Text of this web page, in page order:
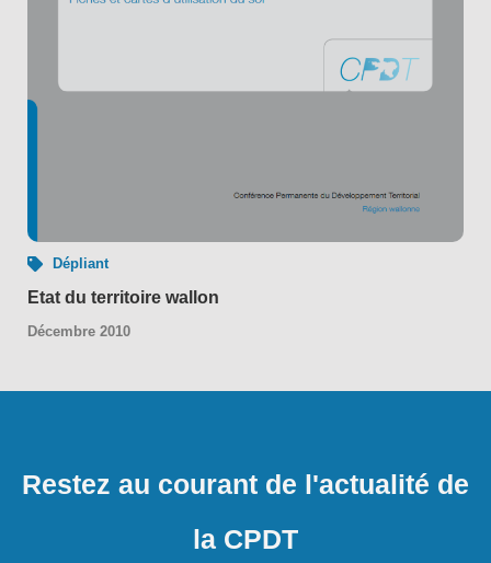
Dépliant
Etat du territoire wallon
Décembre 2010
Restez au courant de l'actualité de
la CPDT